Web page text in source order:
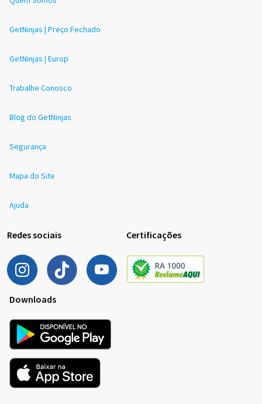
GetNinjas | Preço Fechado
GetNinjas | Europ
Trabalhe Conosco
Blog do GetNinjas
Segurança
Mapa do Site
Ajuda
Redes sociais Certificações
Downloads